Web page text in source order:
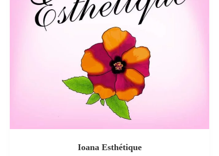
Ioana Esthétique